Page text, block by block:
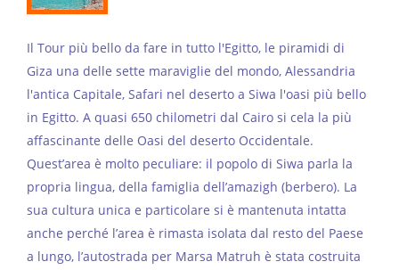
Il Tour più bello da fare in tutto l'Egitto, le piramidi di
Giza una delle sette maraviglie del mondo, Alessandria
l'antica Capitale, Safari nel deserto a Siwa l'oasi più bello
in Egitto. A quasi 650 chilometri dal Cairo si cela la più
affascinante delle Oasi del deserto Occidentale.
Quest’area è molto peculiare: il popolo di Siwa parla la
propria lingua, della famiglia dell’amazigh (berbero). La
sua cultura unica e particolare si è mantenuta intatta
anche perché l’area è rimasta isolata dal resto del Paese
a lungo, l’autostrada per Marsa Matruh è stata costruita